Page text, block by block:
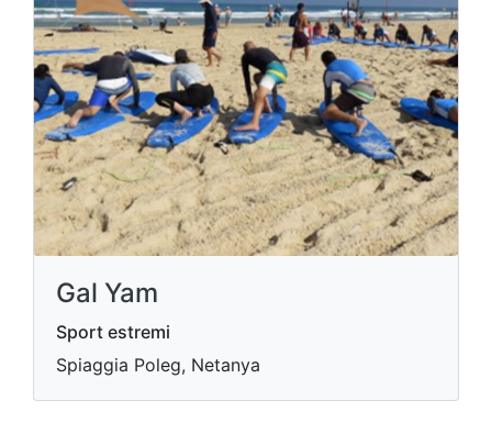
Gal Yam
Sport estremi
Spiaggia Poleg, Netanya